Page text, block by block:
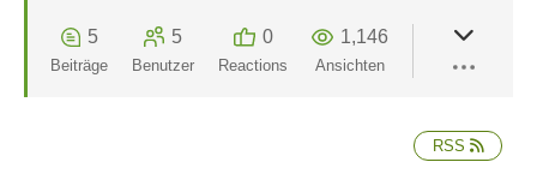
5
Beiträge
5
Benutzer
0
Reactions
1,146
Ansichten
RSS